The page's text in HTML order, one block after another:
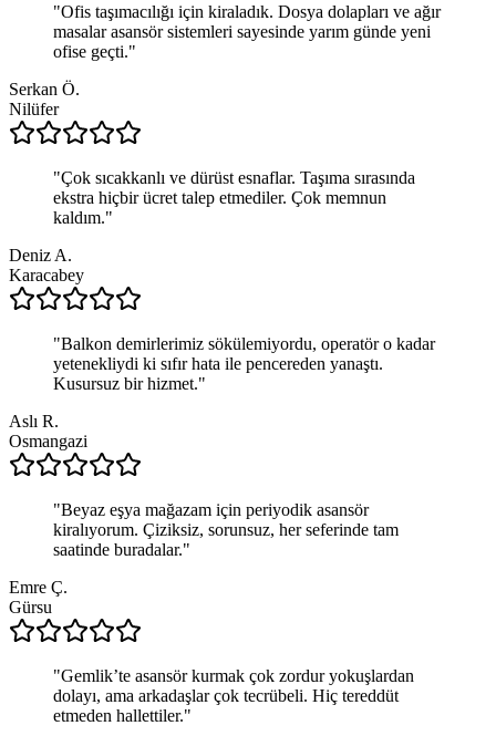
"Ofis taşımacılığı için kiraladık. Dosya dolapları ve ağır
masalar asansör sistemleri sayesinde yarım günde yeni
ofise geçti."
Serkan Ö.
Nilüfer
"Çok sıcakkanlı ve dürüst esnaflar. Taşıma sırasında
ekstra hiçbir ücret talep etmediler. Çok memnun
kaldım."
Deniz A.
Karacabey
"Balkon demirlerimiz sökülemiyordu, operatör o kadar
yetenekliydi ki sıfır hata ile pencereden yanaştı.
Kusursuz bir hizmet."
Aslı R.
Osmangazi
"Beyaz eşya mağazam için periyodik asansör
kiralıyorum. Çiziksiz, sorunsuz, her seferinde tam
saatinde buradalar."
Emre Ç.
Gürsu
"Gemlik’te asansör kurmak çok zordur yokuşlardan
dolayı, ama arkadaşlar çok tecrübeli. Hiç tereddüt
etmeden hallettiler."